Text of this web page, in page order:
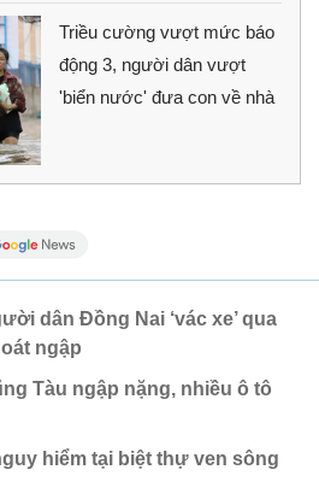
Triều cường vượt mức báo
động 3, người dân vượt
'biển nước' đưa con về nhà
dân Đồng Nai ‘vác xe’ qua
ngập
Tàu ngập nặng, nhiều ô tô
hiểm tại biệt thự ven sông